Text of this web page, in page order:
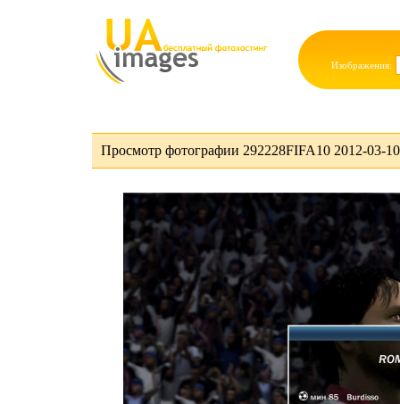
Изображения:
Просмотр фотографии 292228FIFA10 2012-03-